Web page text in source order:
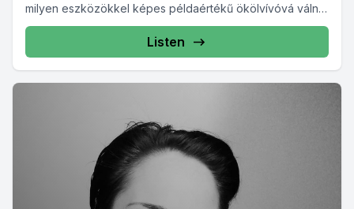
milyen eszközökkel képes példaértékű ökölvívóvá válni,
aki később...
Listen